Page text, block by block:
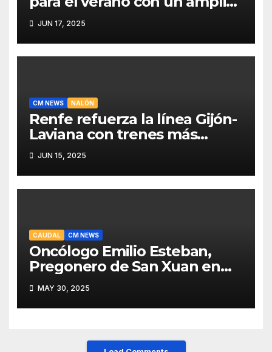
programa de actividades
JUN 17, 2025
CM NEWS NALÓN
Renfe refuerza la línea Gijón-
Laviana con trenes más
fiables y mejor servicio para
recuperar viajeros
JUN 15, 2025
CAUDAL CM NEWS
Oncólogo Emilio Esteban,
Pregonero de San Xuan en
Mieres: Un Honor para Turón
y el HUCA
MAY 30, 2025